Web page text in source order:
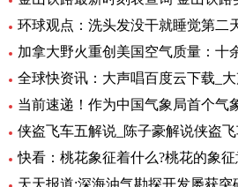
全球快资讯：大声唱百度云下载_
侠盗飞车五解说_陈子豪解说侠盗
快看：桃花象征着什么?桃花的象征
天天报道:深海油气勘探开发屡获突